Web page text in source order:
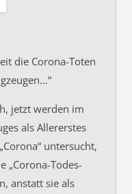
die Corona-Toten
jetzt werden im
als Allererstes
untersucht,
„Corona-Todes-
anstatt sie als